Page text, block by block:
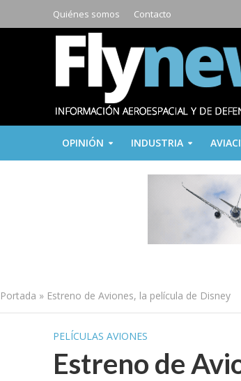
Quiénes somos Contacto
OPINIÓN INDUSTRIA
Portada » Estreno de Aviones, la película de Disney
PELÍCULAS AVIONES
Estreno de